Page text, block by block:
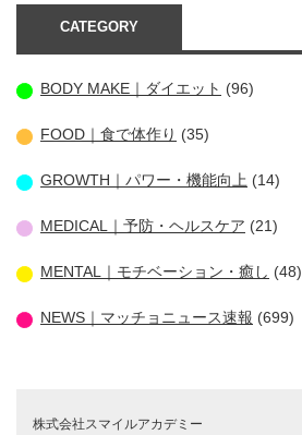
CATEGORY
BODY MAKE｜ダイエット (96)
FOOD｜食で体作り (35)
GROWTH｜パワー・機能向上 (14)
MEDICAL｜予防・ヘルスケア (21)
MENTAL｜モチベーション・癒し (48)
NEWS｜マッチョニュース速報 (699)
株式会社スマイルアカデミー